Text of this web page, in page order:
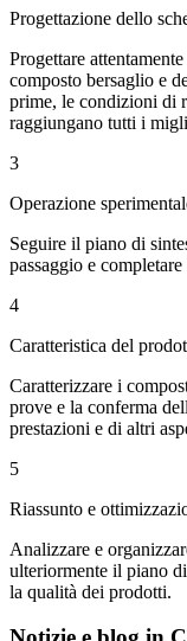
Progettazione dello
Progettare
composto bersaglio e
prime, le condizioni di
raggiungano tutti i
3
Operazione
Seguire il piano di
passaggio e
4
Caratteristica del
Caratterizzare i
prove e la conferma
prestazioni e di altri
5
Riassunto e
Analizzare e
ulteriormente il piano
la qualità dei prodotti.